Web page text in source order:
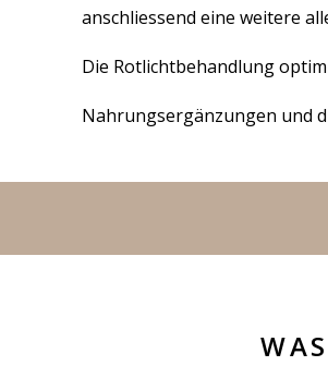
anschliessend eine weitere
Die Rotlichtbehandlung
Nahrungsergänzungen und